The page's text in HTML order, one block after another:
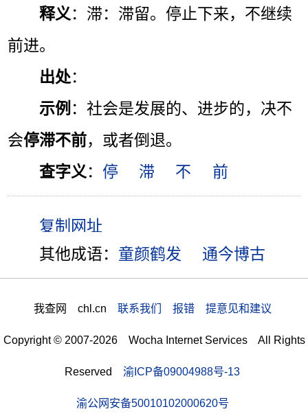
释义 ：滞：滞留。停止下来，不继续
前进。
出处：
示例 ：社会是发展的、进步的，决不
会停滞不前，或者倒退。
查字义 ：停 滞 不 前
其他成语： 童颜鹤发 通今博古
我查网 chl.cn 联系我们 报错 提意见和建议
Copyright © 2007-2026 Wocha Internet Services All Rights
Reserved 渝ICP备09004988号-13
渝公网安备50010102000620号